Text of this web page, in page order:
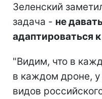
Зеленский
задача - не
адаптироваться
"Видим, что в
в каждом дроне,
видов